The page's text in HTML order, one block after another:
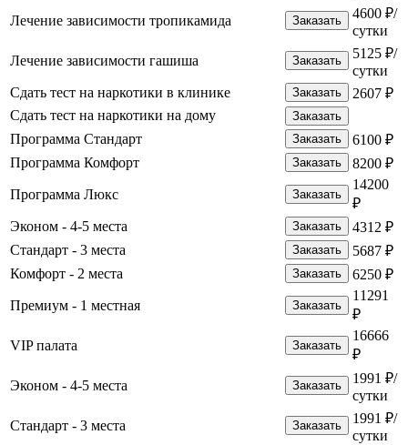
Лечение зависимости тропикамида
Заказать
4600 ₽/
сутки
Лечение зависимости гашиша
Заказать
5125 ₽/
сутки
Сдать тест на наркотики в клинике
Заказать
2607 ₽
Сдать тест на наркотики на дому
Заказать
Программа Стандарт Заказать
6100 ₽
Программа Комфорт
Заказать
8200 ₽
Программа Люкс
Заказать
14200
₽
Эконом - 4-5 места
Заказать
4312 ₽
Стандарт - 3 места
Заказать
5687 ₽
Комфорт - 2 места
Заказать
6250 ₽
Премиум - 1 местная
Заказать
11291
₽
VIP палата
Заказать
16666
₽
Эконом - 4-5 места
Заказать
1991 ₽/
сутки
Стандарт - 3 места
Заказать
1991 ₽/
сутки